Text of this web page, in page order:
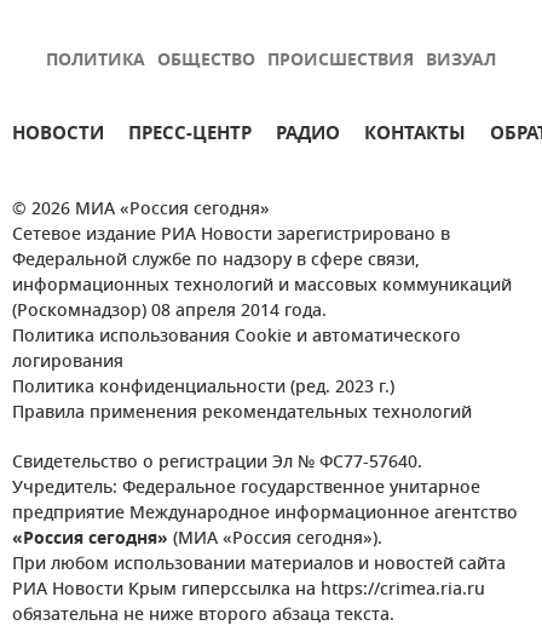
ПОЛИТИКА ОБЩЕСТВО ПРОИСШЕСТВИЯ ВИЗУАЛ
НОВОСТИ ПРЕСС-ЦЕНТР РАДИО КОНТАКТЫ
© 2026 МИА «Россия сегодня»
Сетевое издание РИА Новости зарегистрировано в
Федеральной службе по надзору в сфере связи,
информационных технологий и массовых коммуникаций
(Роскомнадзор) 08 апреля 2014 года.
Политика использования Cookie и автоматического
логирования
Политика конфиденциальности (ред. 2023 г.)
Правила применения рекомендательных технологий
Свидетельство о регистрации Эл № ФС77-57640.
Учредитель: Федеральное государственное унитарное
предприятие Международное информационное агентство
«Россия сегодня» (МИА «Россия сегодня»).
При любом использовании материалов и новостей сайта
РИА Новости Крым гиперссылка на https://crimea.ria.ru
обязательна не ниже второго абзаца текста.